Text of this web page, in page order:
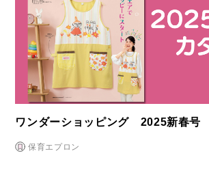
ワンダーショッピング 2025新春号
保育エプロン